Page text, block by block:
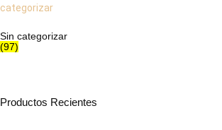
Sin categorizar
(97)
Productos Recientes